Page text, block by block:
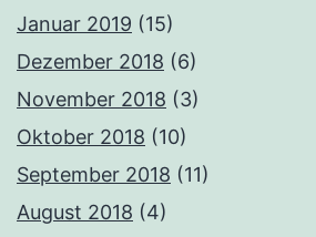
Januar 2019 (15)
Dezember 2018 (6)
November 2018 (3)
Oktober 2018 (10)
September 2018 (11)
August 2018 (4)